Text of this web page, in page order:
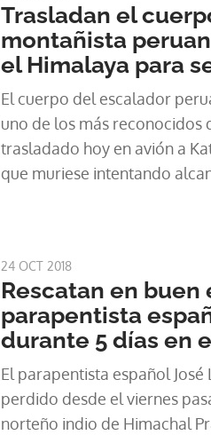
Trasladan el
montañista
el Himalaya para
El cuerpo del escalador
uno de los más reconocidos
trasladado hoy en avión a
que muriese intentando
24 OCT 2018
Rescatan en buen
parapentista
durante 5 días en
El parapentista español José
perdido desde el viernes
norteño indio de Himachal